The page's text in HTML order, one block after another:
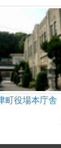
町役場本庁舎